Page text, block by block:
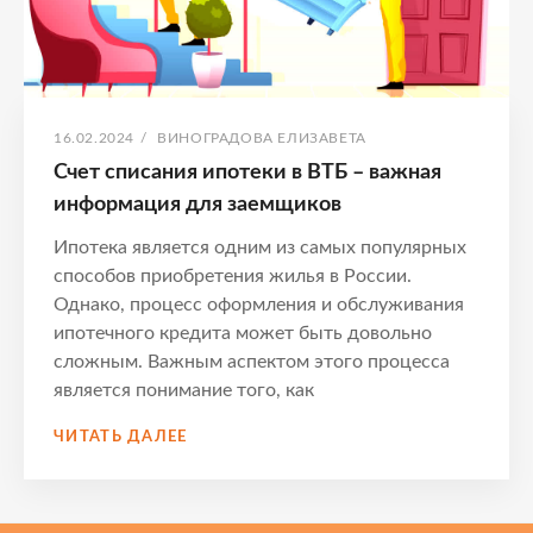
ОПУБЛИКОВАНО
16.02.2024 / АВТОР:
ВИНОГРАДОВА ЕЛИЗАВЕТА
Счет списания ипотеки в ВТБ – важная
информация для заемщиков
Ипотека является одним из самых популярных
способов приобретения жилья в России.
Однако, процесс оформления и обслуживания
ипотечного кредита может быть довольно
сложным. Важным аспектом этого процесса
является понимание того, как
ЧИТАТЬ ДАЛЕЕ
ВТБ